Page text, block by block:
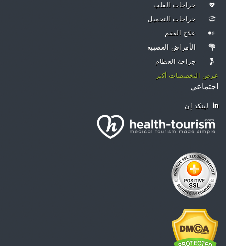
جراحات القلب
جراحات التجميل
علاج العقم
الأمراض العصبية
جراحة العظام
عرض التخصصات أكثر
اجتماعي
لينكد إن